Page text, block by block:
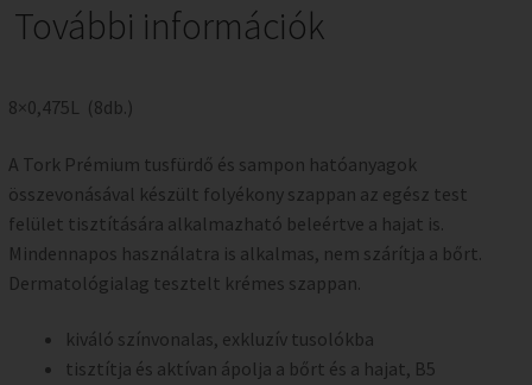
További információk
8×0,475L (8db.)
A Tork Prémium tusfürdő és sampon hatóanyagok
összevonásával készült folyékony szappan az egész test
felület tisztítására alkalmazható beleértve a hajat is.
Mindennapos használatra is alkalmas, nem szárítja a bőrt.
Dermatológialag tesztelt krémes szappan.
kiváló színvonalas, exkluzív tusolókba
tisztítja és aktívan ápolja a bőrt és a hajat, B5